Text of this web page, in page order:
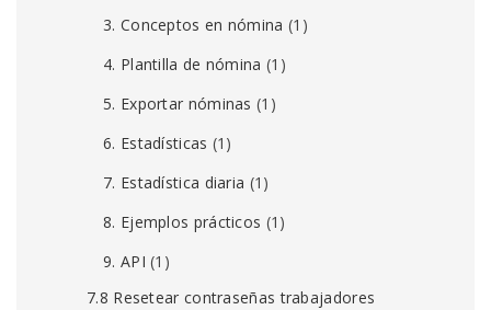
3. Conceptos en nómina (1)
4. Plantilla de nómina (1)
5. Exportar nóminas (1)
6. Estadísticas (1)
7. Estadística diaria (1)
8. Ejemplos prácticos (1)
9. API (1)
7.8 Resetear contraseñas trabajadores